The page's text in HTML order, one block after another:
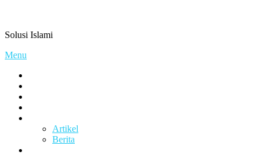
content
Solusi Islami
Menu
Artikel
Berita